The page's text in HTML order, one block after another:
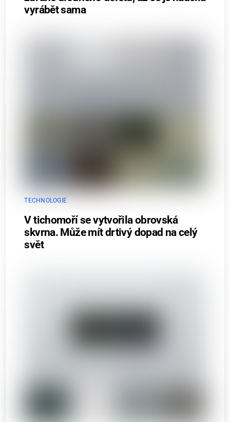
vyrábět sama
TECHNOLOGIE
V tichomoří se vytvořila obrovská
skvrna. Může mít drtivý dopad na celý
svět